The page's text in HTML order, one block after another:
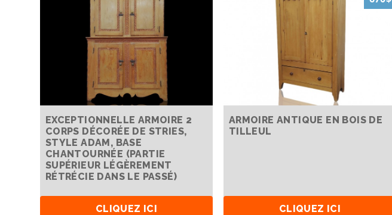
EXCEPTIONNELLE ARMOIRE 2
CORPS DÉCORÉE DE STRIES,
STYLE ADAM, BASE
CHANTOURNÉE (PARTIE
SUPÉRIEUR LÉGÈREMENT
RÉTRÉCIE DANS LE PASSÉ)
CLIQUEZ ICI
ARMOIRE ANTIQUE EN BOIS DE
TILLEUL
CLIQUEZ ICI